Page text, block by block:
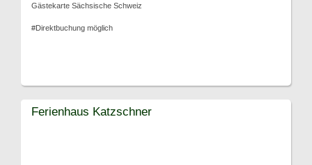
Gästekarte Sächsische Schweiz
#Direktbuchung möglich
Ferienhaus Katzschner